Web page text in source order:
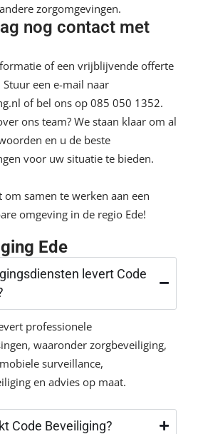
zorgomgevingen.
nog contact met
of een vrijblijvende offerte
een e-mail naar
of bel ons op 085 050 1352.
ons team? We staan ​​klaar om al
en u de beste
voor uw situatie te bieden.
samen te werken aan een
omgeving in de regio Ede!
Ede
levert Code
professionele
waaronder zorgbeveiliging,
surveillance,
en advies op maat.
Code Beveiliging?